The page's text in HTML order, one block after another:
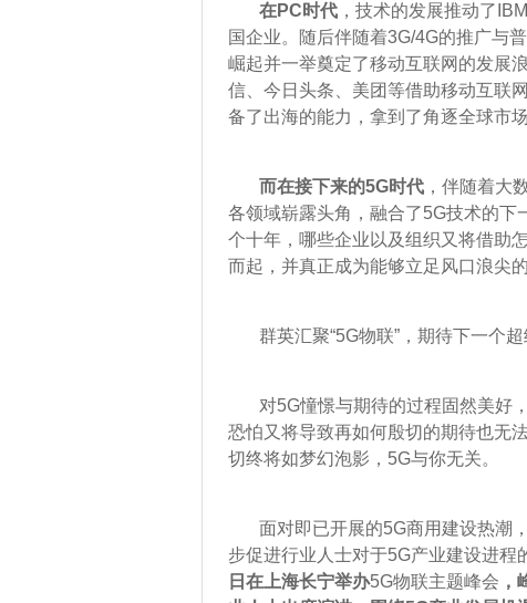
在PC时代 ，技术的发展推动了
国企业。随后伴随着3G/4G的推广与
崛起并一举奠定了移动互联网的发展
信、今日头条、美团等借助移动互联
备了出海的能力，拿到了角逐全球市场
而在接下来的5G时代 ，伴随着大
各领域崭露头角，融合了5G技术的下
个十年，哪些企业以及组织又将借助
而起，并真正成为能够立足风口浪尖
群英汇聚“5G物联”，期待下一个超
对5G憧憬与期待的过程固然美好，
恐怕又将导致再如何殷切的期待也无
切终将如梦幻泡影，5G与你无关。
面对即已开展的5G商用建设热潮
步促进行业人士对于5G产业建设进程
日在上海长宁举办5G物联主题峰会